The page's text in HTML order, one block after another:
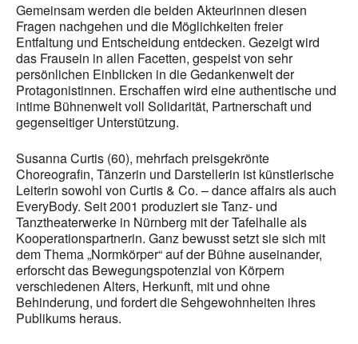
Gemeinsam werden die beiden Akteurinnen diesen
Fragen nachgehen und die Möglichkeiten freier
Entfaltung und Entscheidung entdecken. Gezeigt wird
das Frausein in allen Facetten, gespeist von sehr
persönlichen Einblicken in die Gedankenwelt der
Protagonistinnen. Erschaffen wird eine authentische und
intime Bühnenwelt voll Solidarität, Partnerschaft und
gegenseitiger Unterstützung.
Susanna Curtis (60), mehrfach preisgekrönte
Choreografin, Tänzerin und Darstellerin ist künstlerische
Leiterin sowohl von Curtis & Co. – dance affairs als auch
EveryBody. Seit 2001 produziert sie Tanz- und
Tanztheaterwerke in Nürnberg mit der Tafelhalle als
Kooperationspartnerin. Ganz bewusst setzt sie sich mit
dem Thema „Normkörper“ auf der Bühne auseinander,
erforscht das Bewegungspotenzial von Körpern
verschiedenen Alters, Herkunft, mit und ohne
Behinderung, und fordert die Sehgewohnheiten ihres
Publikums heraus.